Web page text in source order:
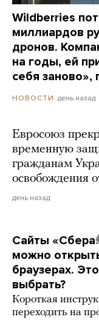
Wildberries
миллиардов
дронов.
на годы, ей
себя заново»,
НОВОСТИ день назад
Евросоюз
временную
гражданам
освобождения
день назад
Сайты
можно
браузерах.
выбрать?
Короткая
переходить на